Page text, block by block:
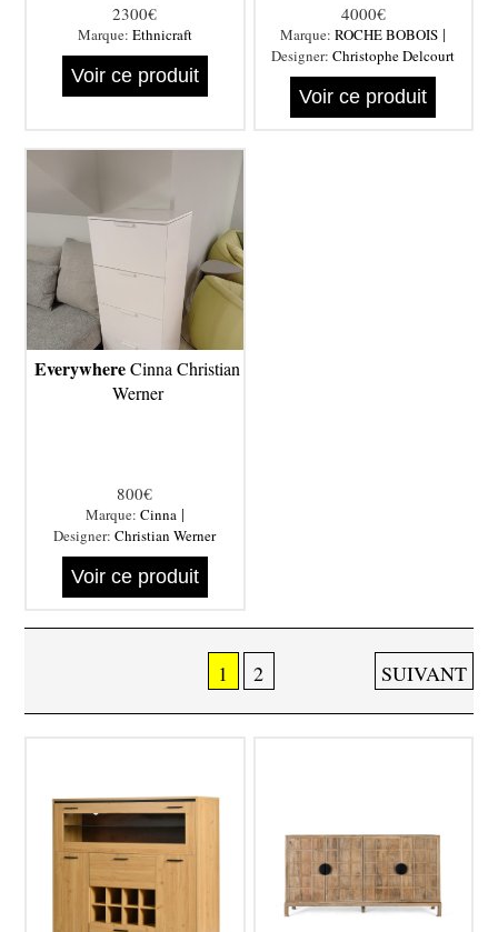
2300€
Marque: Ethnicraft
Voir ce produit
4000€
Marque:ROCHE BOBOIS |
Designer:Christophe Delcourt
Voir ce produit
EverywhereCinna Christian
Werner
800€
Marque: Cinna |
Designer:Christian Werner
Voir ce produit
1 2 SUIVANT